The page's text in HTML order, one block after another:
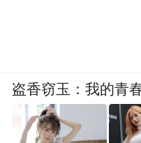
盗香窃玉：我的青